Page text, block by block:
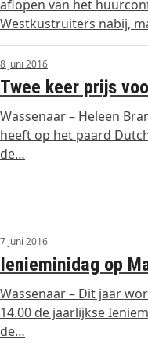
aflopen van het
Westkustruiters nabij,
8 juni 2016
Twee keer prijs
Wassenaar – Heleen
heeft op het paard
de…
7 juni 2016
Ienieminidag op
Wassenaar – Dit jaar
14.00 de jaarlijkse
de…